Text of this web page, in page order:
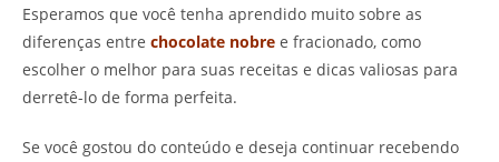
Esperamos que você tenha aprendido muito sobre as
diferenças entre chocolate nobre e fracionado, como
escolher o melhor para suas receitas e dicas valiosas para
derretê-lo de forma perfeita.
Se você gostou do conteúdo e deseja continuar recebendo